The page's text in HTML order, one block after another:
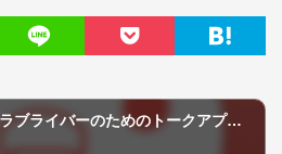
LiverChannel 〜ラブライバーのためのトークアプリ〜